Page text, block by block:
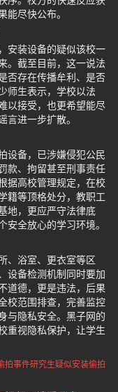
能尽快公布。
安装设备的疑似该校一
。截至目前，这一说法
否存在传播牟利、是否
师生表示，学校以法
以接受，也更希望能尽
言进一步扩散。
设备，已涉嫌侵犯公民
款、拘留甚至刑事责任
据高校管理规定，在校
籍等顶格处分，教职工
地，更应严守法律底
安全放心的学习环境。
、浴室、更衣室等区
设备检测机制同时要加
道德，更是违法，后果
校范围排查，完善监控
与隐私安全。黑子网的
重视隐私保护，让学生
拍事件研究生疑似安装偷拍